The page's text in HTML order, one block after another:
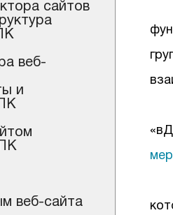
сайтов
веб-
и
веб-сайта